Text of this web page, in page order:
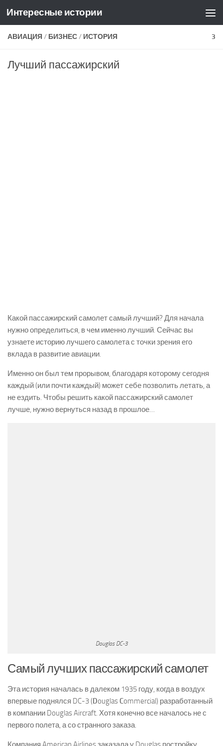
Skip to content
Интересные истории
АВИАЦИЯ / БИЗНЕС/ ИСТОРИЯ 3
Лучший пассажирский
Какой пассажирский самолет самый лучший? Для начала
нужно определиться, в чем именно лучший. Сейчас вы
узнаете историю лучшего самолета с точки зрения его
вклада в развитие авиации.
Именно он был тем прорывом, благодаря которому сегодня
каждый (или почти каждый) может себе позволить летать, а
не ездить. Чтобы решить какой пассажирский самолет
лучше, нужно вернуться назад в прошлое…
Douglas DC-3
Самый лучших пассажирский самолет
Эта история началась в далеком 1935 году, когда в воздух
впервые поднялся DC-3 (DouglasCommercial) разработанный
в компании Douglas Aircraft. Хотя конечно все началось не с
первого полета, а со странного заказа.